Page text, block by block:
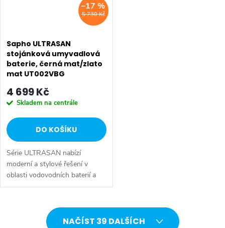
5 730 Kč
–17 %
Sapho ULTRASAN
stojánková umyvadlová
baterie, černá mat/zlato
mat UT002VBG
4 699 Kč
Skladem na centrále
DO KOŠÍKU
Série ULTRASAN nabízí
moderní a stylové řešení v
oblasti vodovodních baterií a
sprchových systémů, které
atraktivním designem.
Sortiment zahrnuje...NAČÍST 39 DALŠÍCH